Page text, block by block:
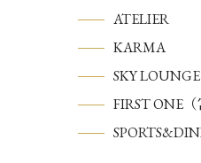
ATELIER
KARMA
SKY LOUNGE
FIRST ONE（